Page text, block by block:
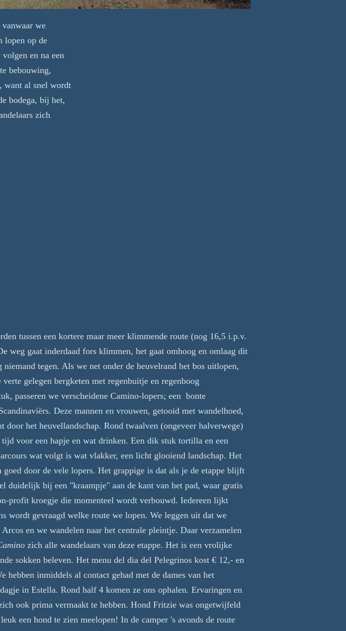
we
lopen op de
en na een
bebouwing,
want al snel wordt
bodega, bij het,
zich
tussen een kortere maar meer klimmende route (nog 16,5 i.p.v.
weg gaat inderdaad fors klimmen, het gaat omhoog en omlaag dit
tegen. Als we net onder de heuvelrand het bos uitlopen,
gelegen bergketen met regenbuitje en regenboog
passeren we verscheidene Camino-lopers; een bonte
Deze mannen en vrouwen, getooid met wandelhoed,
het heuvellandschap. Rond twaalven (ongeveer halverwege)
voor een hapje en wat drinken. Een dik stuk tortilla en een
wat volgt is wat vlakker, een licht glooiend landschap. Het
door de vele lopers. Het grappige is dat als je de etappe blijft
duidelijk bij een "kraampje" aan de kant van het pad, waar gratis
profit kroegje die momenteel wordt verbouwd. Iedereen lijkt
wordt gevraagd welke route we lopen. We leggen uit dat we
en we wandelen naar het centrale pleintje. Daar verzamelen
zich alle wandelaars van deze etappe. Het is een vrolijke
sokken beleven. Het menu del dia del Pelegrinos kost € 12,- en
hebben inmiddels al contact gehad met de dames van het
in Estella. Rond half 4 komen ze ons ophalen. Ervaringen en
ook prima vermaakt te hebben. Hond Fritzie was ongetwijfeld
een hond te zien meelopen! In de camper 's avonds de route